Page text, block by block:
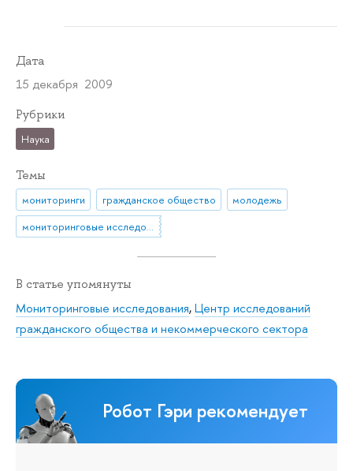
Дата
15 декабря 2009
Рубрики
Наука
Темы
мониторинги гражданское общество
молодежь
мониторинговые исследования
В статье упомянуты
Мониторинговые исследования,Центр исследований
гражданского общества и некоммерческого сектора
Робот Гэри рекомендует